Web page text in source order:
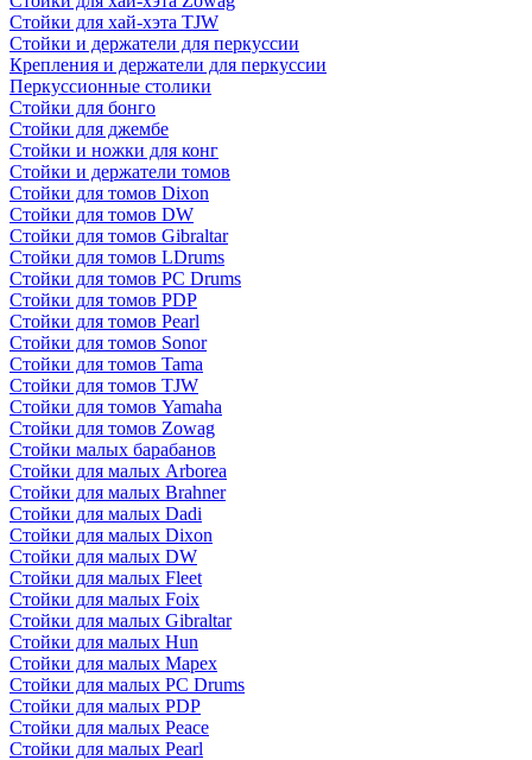
Стойки для хай-хэта TJW
Стойки и держатели для перкуссии
Крепления и держатели для перкуссии
Перкуссионные столики
Стойки для бонго
Стойки для джембе
Стойки и ножки для конг
Стойки и держатели томов
Стойки для томов Dixon
Стойки для томов DW
Стойки для томов Gibraltar
Стойки для томов LDrums
Стойки для томов PC Drums
Стойки для томов PDP
Стойки для томов Pearl
Стойки для томов Sonor
Стойки для томов Tama
Стойки для томов TJW
Стойки для томов Yamaha
Стойки для томов Zowag
Стойки малых барабанов
Стойки для малых Arborea
Стойки для малых Brahner
Стойки для малых Dadi
Стойки для малых Dixon
Стойки для малых DW
Стойки для малых Fleet
Стойки для малых Foix
Стойки для малых Gibraltar
Стойки для малых Hun
Стойки для малых Mapex
Стойки для малых PC Drums
Стойки для малых PDP
Стойки для малых Peace
Стойки для малых Pearl